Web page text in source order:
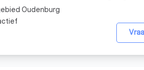
Oudenburg